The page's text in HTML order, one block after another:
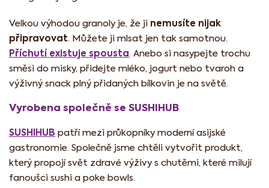
Velkou výhodou granoly je, že ji nemusíte nijak
připravovat. Můžete ji mlsat jen tak samotnou.
Příchutí existuje spousta. Anebo si nasypejte trochu
směsi do misky, přidejte mléko, jogurt nebo tvaroh a
výživný snack plný přidaných bílkovin je na světě.
Vyrobena společně se SUSHIHUB
SUSHIHUB patří mezi průkopníky moderní asijské
gastronomie. Společně jsme chtěli vytvořit produkt,
který propojí svět zdravé výživy s chutěmi, které milují
fanoušci sushi a poke bowls.